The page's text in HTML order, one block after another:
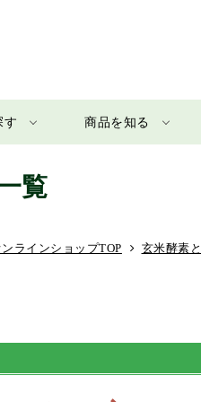
す 商品を知る
覧
ラインショップTOP 玄米酵素